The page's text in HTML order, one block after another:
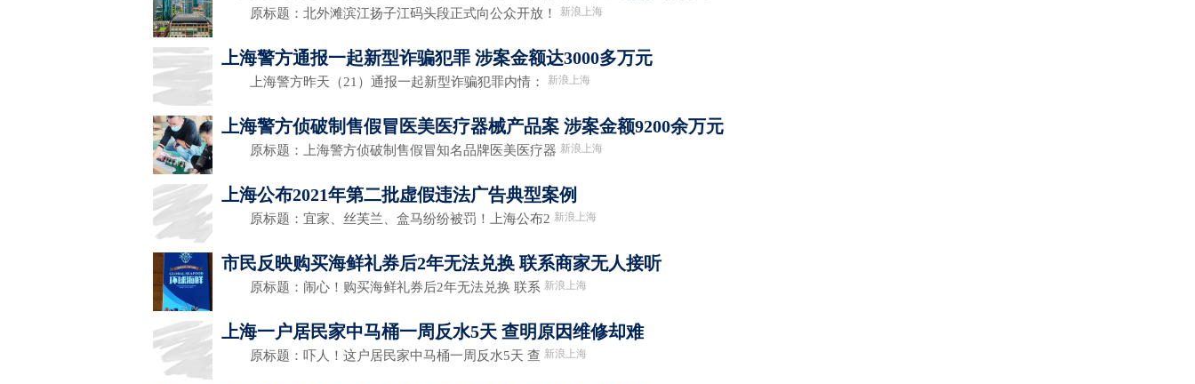
原标题：北外滩滨江扬子江码头段正式向公众开放！ 新浪上海
上海警方通报一起新型诈骗犯罪 涉案金额达3000多万元
上海警方昨天（21）通报一起新型诈骗犯罪内情： 新浪上海
上海警方侦破制售假冒医美医疗器械产品案 涉案金额9200余万元
原标题：上海警方侦破制售假冒知名品牌医美医疗器 新浪上海
上海公布2021年第二批虚假违法广告典型案例
原标题：宜家、丝芙兰、盒马纷纷被罚！上海公布2 新浪上海
市民反映购买海鲜礼券后2年无法兑换 联系商家无人接听
原标题：闹心！购买海鲜礼券后2年无法兑换 联系 新浪上海
上海一户居民家中马桶一周反水5天 查明原因维修却难
原标题：吓人！这户居民家中马桶一周反水5天 查 新浪上海